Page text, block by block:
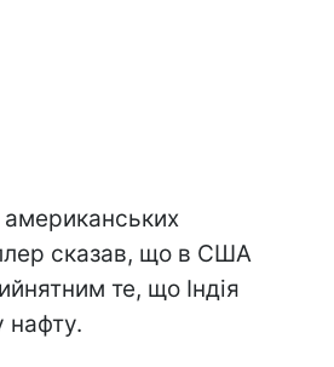
американських
сказав, що в США
те, що Індія
нафту.